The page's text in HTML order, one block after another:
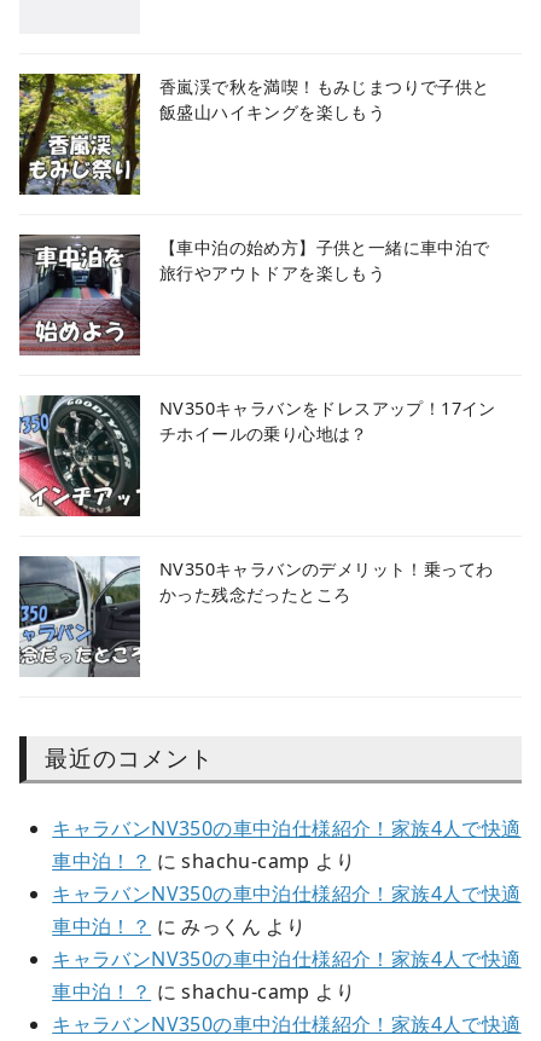
香嵐渓で秋を満喫！もみじまつりで子供と
飯盛山ハイキングを楽しもう
【車中泊の始め方】子供と一緒に車中泊で
旅行やアウトドアを楽しもう
NV350キャラバンをドレスアップ！17イン
チホイールの乗り心地は？
NV350キャラバンのデメリット！乗ってわ
かった残念だったところ
最近のコメント
キャラバンNV350の車中泊仕様紹介！家族4人で快適
車中泊！？ にshachu-camp より
キャラバンNV350の車中泊仕様紹介！家族4人で快適
車中泊！？ にみっくん より
キャラバンNV350の車中泊仕様紹介！家族4人で快適
車中泊！？ にshachu-camp より
キャラバンNV350の車中泊仕様紹介！家族4人で快適